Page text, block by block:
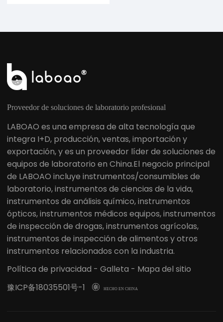
Proveedor de soluciones de laboratorio profesional
LABOAO es una empresa de alta tecnología que
integra I+D, producción, ventas, importación y
exportación, y es un proveedor líder de soluciones de
equipos de laboratorio en China.El negocio principal
de LABOAO incluye instrumentos/consumibles de
laboratorio, instrumentos de ciencias de la vida,
instrumentos de análisis químico, instrumentos
ópticos, instrumentos médicos equipos, instrumentos
de inspección de drogas, instrumentos agrícolas,
instrumentos de inspección de alimentos y otros
instrumentos relacionados con la industria.
Política de privacidad - Galleta - Mapa del sitio
豫ICP备18035501号-1
 HECHO EN CHINA